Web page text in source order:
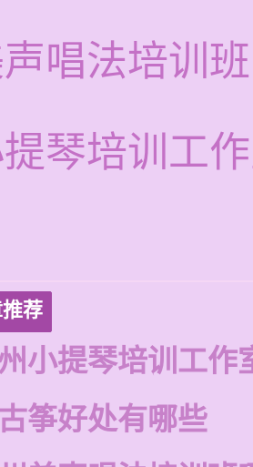
唱法培训
琴培训工
荐
小提琴培训工作
筝好处有哪些